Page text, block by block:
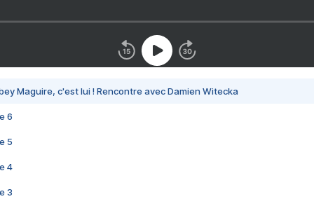
Maguire, c'est lui ! Rencontre avec Damien Witecka
6
5
4
3